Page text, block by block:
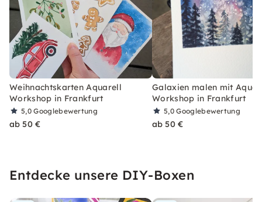
Weihnachtskarten Aquarell
Workshop in Frankfurt
5,0Googlebewertung
ab 50 €
Galaxien malen mit
Workshop in Frankfurt
5,0Googlebewertung
ab 50 €
Entdecke unsere DIY-Boxen